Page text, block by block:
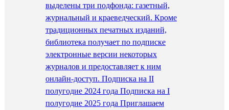
выделены три подфонда: газетный,
журнальный и краеведческий. Кроме
традиционных печатных изданий,
библиотека получает по подписке
электронные версии некоторых
журналов и предоставляет к ним
онлайн-доступ. Подписка на II
полугодие 2024 года Подписка на I
полугодие 2025 года Приглашаем